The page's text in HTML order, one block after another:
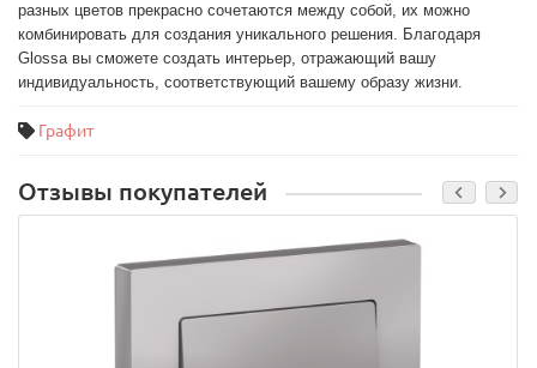
разных цветов прекрасно сочетаются между собой, их можно
комбинировать для создания уникального решения. Благодаря
Glossa вы сможете создать интерьер, отражающий вашу
индивидуальность, соответствующий вашему образу жизни.
Графит
Отзывы покупателей